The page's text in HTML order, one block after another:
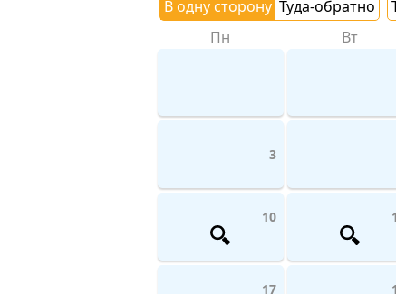
В одну сторону Туда-обратно
Пн Вт
3
10
17